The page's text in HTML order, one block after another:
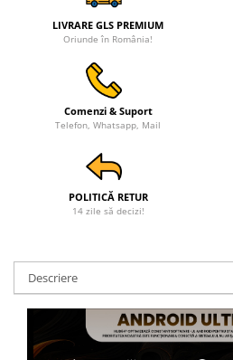
LIVRARE GLS PREMIUM
Oriunde în România!
Comenzi & Suport
Telefon, Whatsapp, Mail
POLITICĂ RETUR
14 zile să decizi!
Descriere